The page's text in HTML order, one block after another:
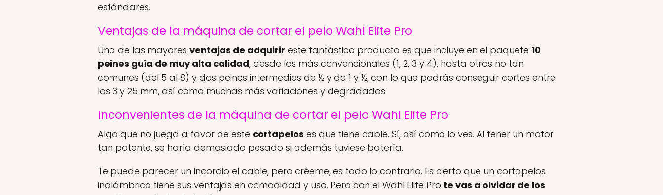
estándares.
Ventajas de la máquina de cortar el pelo Wahl Elite Pro
Una de las mayores ventajas de adquirir este fantástico producto es que incluye en el paquete 10
peines guía de muy alta calidad, desde los más convencionales (1, 2, 3 y 4), hasta otros no tan
comunes (del 5 al 8) y dos peines intermedios de ½ y de 1 y ½, con lo que podrás conseguir cortes entre
los 3 y 25 mm, así como muchas más variaciones y degradados.
Inconvenientes de la máquina de cortar el pelo Wahl Elite Pro
Algo que no juega a favor de este cortapelos es que tiene cable. Sí, así como lo ves. Al tener un motor
tan potente, se haría demasiado pesado si además tuviese batería.
Te puede parecer un incordio el cable, pero créeme, es todo lo contrario. Es cierto que un cortapelos
inalámbrico tiene sus ventajas en comodidad y uso. Pero con el Wahl Elite Pro te vas a olvidar de los